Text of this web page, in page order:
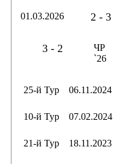
01.03.2026 2 - 3
3 - 2
ЧР
`26
25-й Тур
06.11.2024
10-й Тур
07.02.2024
21-й Тур
18.11.2023